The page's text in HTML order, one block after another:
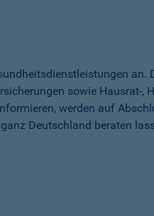
an.
sowie Hausrat-,
werden auf
Deutschland beraten